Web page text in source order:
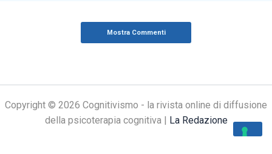
Mostra Commenti
Copyright © 2026 Cognitivismo - la rivista online di diffusione
della psicoterapia cognitiva | La Redazione